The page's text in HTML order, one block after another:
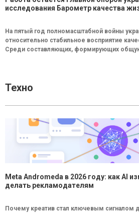
исследования Барометр качества
На пятый год полномасштабной войны
относительно стабильное восприятие
Среди составляющих, формирующих
Техно
Meta Andromeda в 2026 году: как AI
делать рекламодателям
Почему креатив стал ключевым сигналом